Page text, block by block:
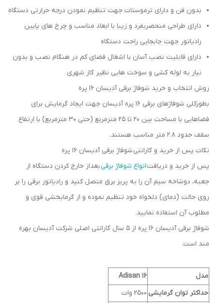
بدون فن و دارای ترموستات جهت تنظیم نمودن درجه حرارتی دستگاه
دارای طراحی منحصربفرد و زیبا با ابعاد مناسب و چرخ های پایین
رادیاتور جهت جابجایی راحت دستگاه
دارای قابلیت نصب آسان با اشغال فضای کم در هنگام نصب و بدون
نیاز به لوله کشی و سوخت هایی نظیر گاز شهری
روش انتخاب و خرید شوفاژ برقی آدیسان 16 پره
بطورکلی شوفاژهای برقی 16 پره آدیسان جهت ایجاد گرمایش برای
فضاهایی با مساحت بین 20 تا 25 مترمربع (حتی 30 مترمربع) با ارتفاع
سقف حدود 2.8 متر مناسب هستند.
نکات پس از خرید و گارانتی شوفاژ برقی آدیسان 16 پره
پس از خرید و دریافتانواع شوفاژ برقیبعداز خارج کردن دستگاه از
جعبه، دوشاخه سیم آن را به پریز برق متصل کنید و رادیاتور برقی را بر
روی حالت (دمای) دلخواه خود تنظیم نموده و از گرمابخشی قوی و
مطلوب آن استفاده نمایید.
شوفاژ برقی آدیسان 16 پره از 5 سال گارانتی اصلی شرکت آدیسان بهره
مند است.
مدل
16 Adisan
حداکثر توان گرمایشی 2500 وات